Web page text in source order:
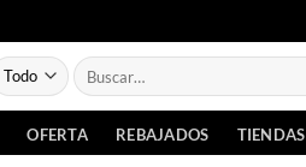
Buscar
por:
OFERTA REBAJADOS TIENDAS